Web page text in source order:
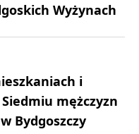
Wyżynach
i
mężczyzn
Bydgoszczy